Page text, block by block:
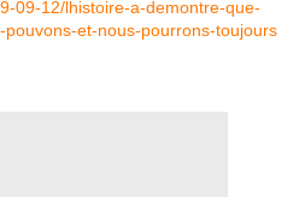
09-12/lhistoire-a-demontre-que-
et-nous-pourrons-toujours